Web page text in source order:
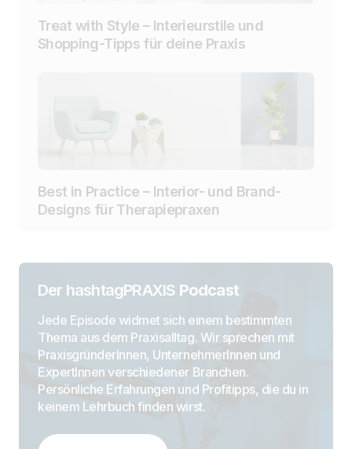
Treat with Style – Interieurstile und
Shopping-Tipps für deine Praxis
Best in Practice – Interior- und Brand-
Designs für Therapiepraxen
Der hashtagPRAXIS Podcast
Jede Episode widmet sich einem bestimmten
Thema aus dem Praxisalltag. Wir sprechen mit
PraxisgründerInnen, UnternehmerInnen und
ExpertInnen verschiedener Branchen.
Persönliche Erfahrungen und Profitipps, die du in
keinem Lehrbuch finden wirst.